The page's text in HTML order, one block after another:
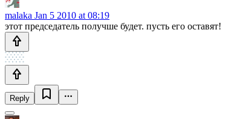
malaka Jan 5 2010 at 08:19
этот председатель получше будет. пусть его оставят!
Reply